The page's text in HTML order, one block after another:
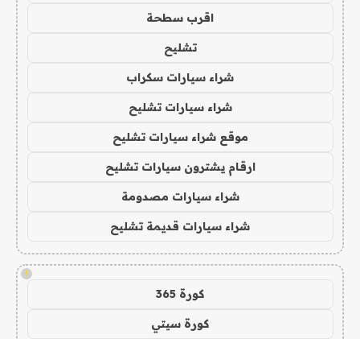
اقرب سطحة
تشليح
شراء سيارات سكراب
شراء سيارات تشليح
موقع شراء سيارات تشليح
ارقام يشترون سيارات تشليح
شراء سيارات مصدومة
شراء سيارات قديمة تشليح
!
كورة 365
كورة سيتي